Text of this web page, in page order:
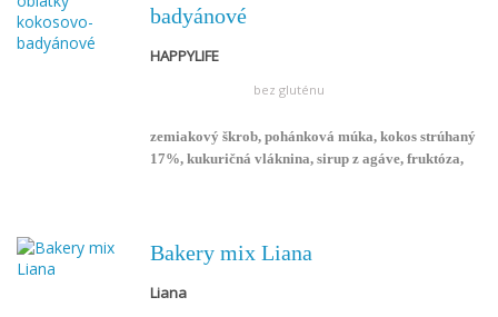
badyánové
HAPPYLIFE
bez gluténu
zemiakový škrob, pohánková múka, kokos strúhaný
17%, kukuričná vláknina, sirup z agáve, fruktóza,
cukru, sladený fruktózou.
Bakery mix Liana
Liana